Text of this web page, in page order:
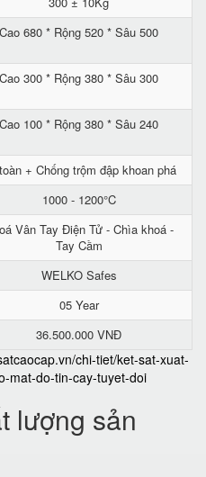
Cao 680 * Rộng 520 * Sâu 500
Cao 300 * Rộng 380 * Sâu 300
Cao 100 * Rộng 380 * Sâu 240
+ Chống trộm đập khoan phá
1000 - 1200°C
Vân Tay Điện Tử - Chìa khoá -
Tay Cầm
WELKO Safes
05 Year
36.500.000 VNĐ
chi-tiet/ket-sat-xuat-
mat-do-tin-cay-tuyet-doi
lượng sản